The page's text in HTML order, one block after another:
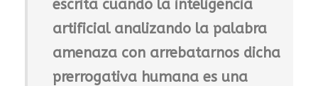
escrita cuando la inteligencia
artificial analizando la palabra
amenaza con arrebatarnos dicha
prerrogativa humana es una